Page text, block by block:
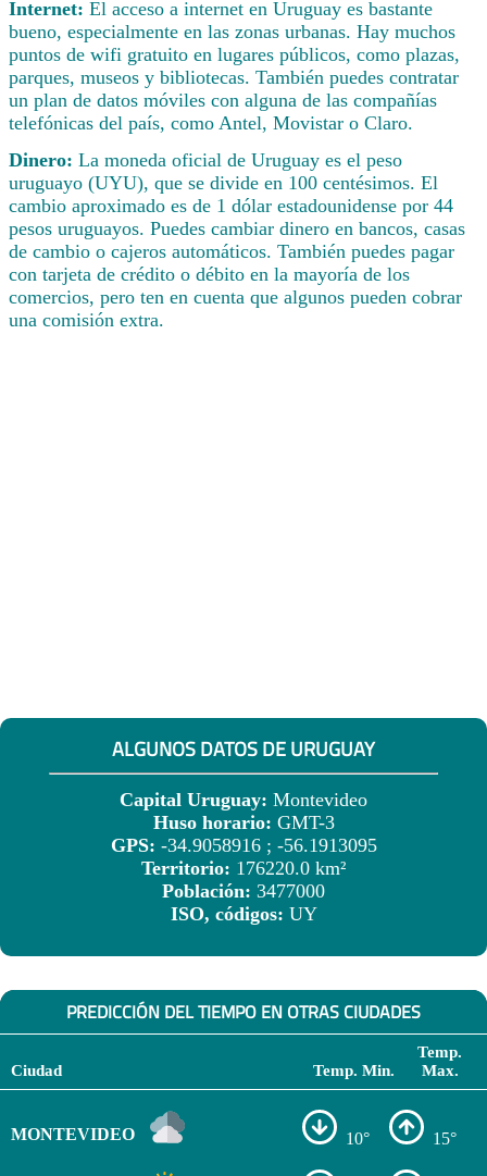
Internet: El acceso a internet en Uruguay es bastante
bueno, especialmente en las zonas urbanas. Hay muchos
puntos de wifi gratuito en lugares públicos, como plazas,
parques, museos y bibliotecas. También puedes contratar
un plan de datos móviles con alguna de las compañías
telefónicas del país, como Antel, Movistar o Claro.
Dinero: La moneda oficial de Uruguay es el peso
uruguayo (UYU), que se divide en 100 centésimos. El
cambio aproximado es de 1 dólar estadounidense por 44
pesos uruguayos. Puedes cambiar dinero en bancos, casas
de cambio o cajeros automáticos. También puedes pagar
con tarjeta de crédito o débito en la mayoría de los
comercios, pero ten en cuenta que algunos pueden cobrar
una comisión extra.
ALGUNOS DATOS DE URUGUAY
Capital Uruguay: Montevideo
Huso horario: GMT-3
GPS: -34.9058916 ; -56.1913095
Territorio: 176220.0 km²
Población: 3477000
ISO, códigos: UY
PREDICCIÓN DEL TIEMPO EN OTRAS CIUDADES
Ciudad Temp. Min.
Temp.
Max.
MONTEVIDEO 10° 15°